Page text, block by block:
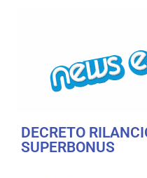
DECRETO
SUPERBONUS